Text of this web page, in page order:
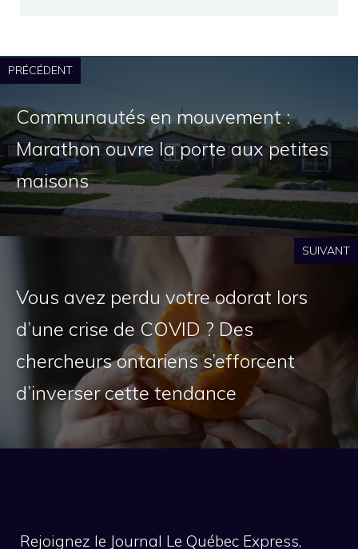
PRÉCÉDENT
Communautés en mouvement :
Marathon ouvre la porte aux petites
maisons
SUIVANT
Vous avez perdu votre odorat lors
d’une crise de COVID ? Des
chercheurs ontariens s’efforcent
d’inverser cette tendance
Rejoignez le Journal Le Québec Express,